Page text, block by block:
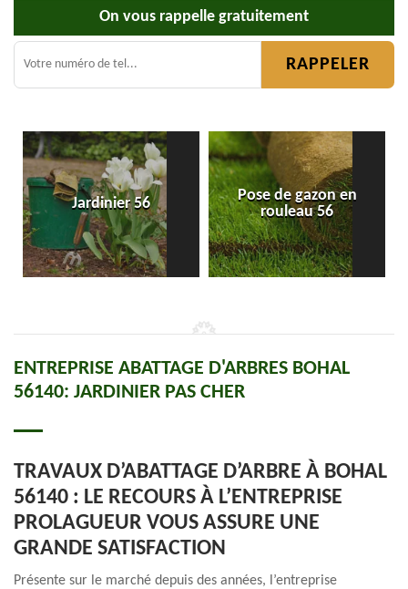
On vous rappelle gratuitement
Jardinier 56
Pose de gazon en
rouleau 56
ENTREPRISE ABATTAGE D'ARBRES BOHAL
56140: JARDINIER PAS CHER
TRAVAUX D’ABATTAGE D’ARBRE À BOHAL
56140 : LE RECOURS À L’ENTREPRISE
PROLAGUEUR VOUS ASSURE UNE
GRANDE SATISFACTION
Présente sur le marché depuis des années, l’entreprise